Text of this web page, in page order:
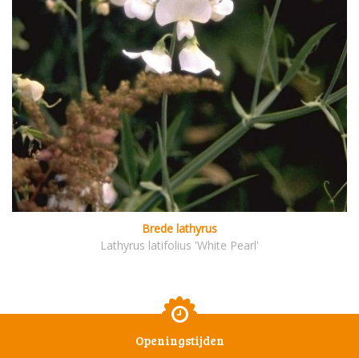
Brede lathyrus
Lathyrus latifolius 'White Pearl'
Openingstijden